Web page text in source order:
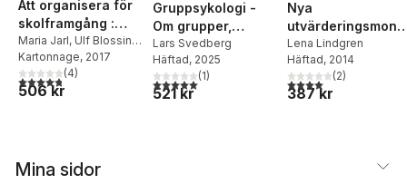
Att organisera för
skolframgång :
strategier för en
likvärdig skola
Maria Jarl, Ulf Blossing ,
Klas Andersson
Kartonnage, 2017
4,8utav 5 stjärnor. Totalt antal röster:
(4)
506 kr
Gruppsykologi -
Om grupper,
organisationer och
ledarskap
Lars Svedberg
Häftad, 2025
5,0utav 5 stjärnor. Totalt antal röster:
(1)
521 kr
Nya
et : om
kvalitetsmätning i
den offentliga
sektorn
Lena Lindgren
Häftad, 2014
4,0utav 5 stjärnor.
(2)
387 kr
Mina sidor